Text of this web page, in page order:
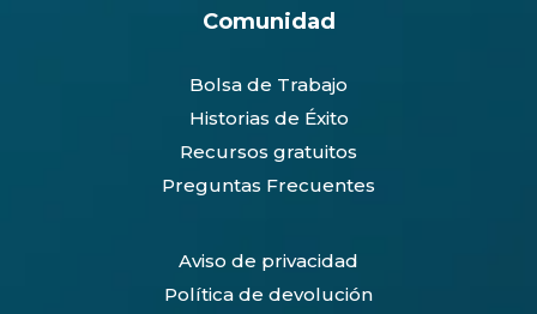
Comunidad
Bolsa de Trabajo
Historias de Éxito
Recursos gratuitos
Preguntas Frecuentes
Aviso de privacidad
Política de devolución